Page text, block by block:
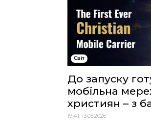
Cвіт
До запуску
мобільна
християн – з
19:41, 13.05.2026